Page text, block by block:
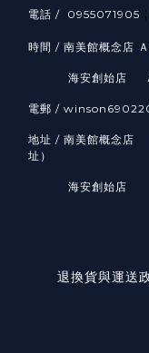
電話 / 0955071905 ;
時間 / 南美館概念店
海安創始店 Ａ
電郵 /
地址 / 南美館概念店
址）
海安創始店 台
退換貨與運送